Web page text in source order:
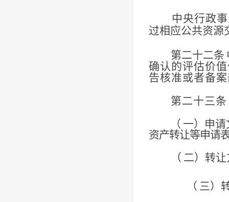
中央行政
过相应公共资源
第二十二条
确认的评估价
告核准或者备
第二十三条
（ 一）申
资产转让等申请
（ 二）转
（ 三）